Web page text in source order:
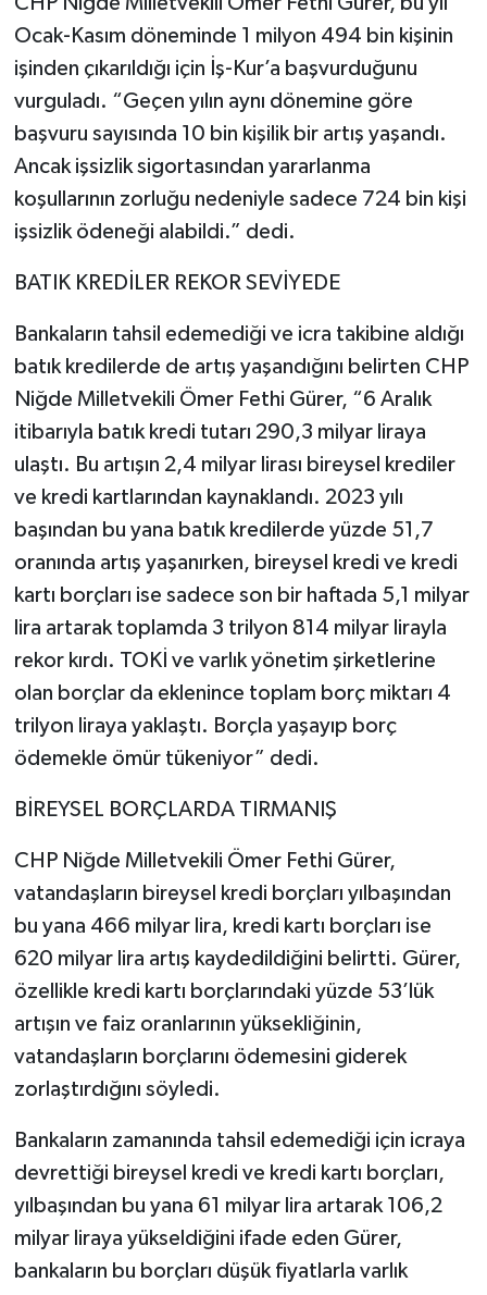
Ocak-Kasım döneminde 1 milyon 494 bin kişinin
işinden çıkarıldığı için İş-Kur’a başvurduğunu
vurguladı. “Geçen yılın aynı dönemine göre
başvuru sayısında 10 bin kişilik bir artış yaşandı.
Ancak işsizlik sigortasından yararlanma
koşullarının zorluğu nedeniyle sadece 724 bin kişi
işsizlik ödeneği alabildi.” dedi.
BATIK KREDİLER REKOR SEVİYEDE
Bankaların tahsil edemediği ve icra takibine aldığı
batık kredilerde de artış yaşandığını belirten CHP
Niğde Milletvekili Ömer Fethi Gürer, “6 Aralık
itibarıyla batık kredi tutarı 290,3 milyar liraya
ulaştı. Bu artışın 2,4 milyar lirası bireysel krediler
ve kredi kartlarından kaynaklandı. 2023 yılı
başından bu yana batık kredilerde yüzde 51,7
oranında artış yaşanırken, bireysel kredi ve kredi
kartı borçları ise sadece son bir haftada 5,1 milyar
lira artarak toplamda 3 trilyon 814 milyar lirayla
rekor kırdı. TOKİ ve varlık yönetim şirketlerine
olan borçlar da eklenince toplam borç miktarı 4
trilyon liraya yaklaştı. Borçla yaşayıp borç
ödemekle ömür tükeniyor” dedi.
BİREYSEL BORÇLARDA TIRMANIŞ
CHP Niğde Milletvekili Ömer Fethi Gürer,
vatandaşların bireysel kredi borçları yılbaşından
bu yana 466 milyar lira, kredi kartı borçları ise
620 milyar lira artış kaydedildiğini belirtti. Gürer,
özellikle kredi kartı borçlarındaki yüzde 53’lük
artışın ve faiz oranlarının yüksekliğinin,
vatandaşların borçlarını ödemesini giderek
zorlaştırdığını söyledi.
Bankaların zamanında tahsil edemediği için icraya
devrettiği bireysel kredi ve kredi kartı borçları,
yılbaşından bu yana 61 milyar lira artarak 106,2
milyar liraya yükseldiğini ifade eden Gürer,
bankaların bu borçları düşük fiyatlarla varlık